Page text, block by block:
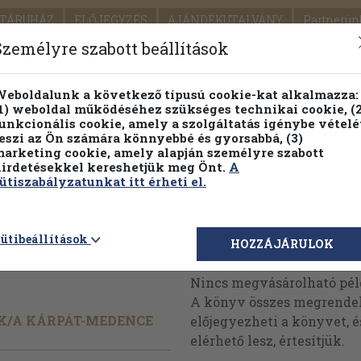
ELŐJEGYZÉS AJÁNDÉKUTALVÁNY
SEGÍTSÉG
PILLANATNYI ÁRAINK FENNTARTHATÓ
Részletes kereső Témaköri fa
A KÁRPÁT-MEDENCE
Megvásárolható
Nincs megvásárolható
A könyv összes
előjegyezheti a könyvet,
elérhető lesz, értesítjük.
szabott beállítások
a következő típusú cookie-kat alkalmazza:
weboldal működéséhez szükséges technikai cookie,
cookie, amely a szolgáltatás igénybe
az Ön számára könnyebbé és gyorsabbá, (3)
cookie, amely alapján személyre szabott
kereshetjük meg Önt. A
itt érheti el.
HOZZÁJÁRULOK